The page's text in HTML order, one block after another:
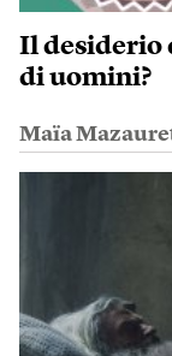
Il desiderio
di uomini?
Maïa